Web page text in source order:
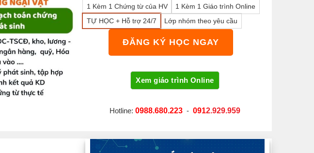
1 Kèm 1 Chứng từ của HV
1 Kèm 1 Giáo trình Online
TỰ HỌC + Hỗ trợ 24/7
Lớp nhóm theo yêu cầu
ĐĂNG KÝ HỌC NGAY
Hotline: 0988.680.223 - 0912.929.959